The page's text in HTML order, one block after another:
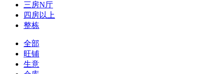
三房N厅
四房以上
整栋
全部
旺铺
生意